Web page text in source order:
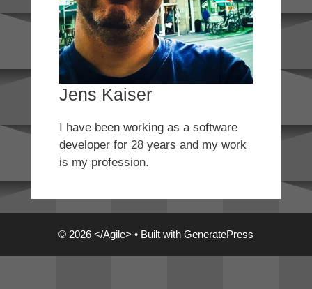
Jens Kaiser
I have been working as a software
developer for 28 years and my work
is my profession.
© 2026 </Agile> • Built with GeneratePress